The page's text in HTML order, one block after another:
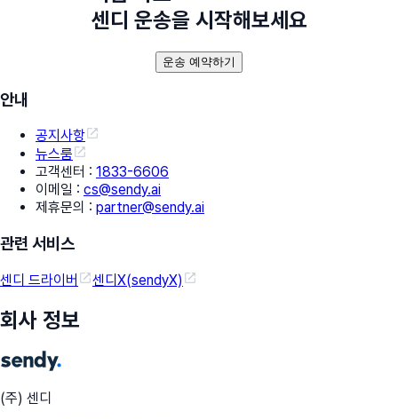
센디 운송을 시작해보세요
운송 예약하기
안내
공지사항
뉴스룸
고객센터 : 1833-6606
이메일 : cs@sendy.ai
제휴문의 : partner@sendy.ai
관련 서비스
센디 드라이버 센디X(sendyX)
회사 정보
(주) 센디